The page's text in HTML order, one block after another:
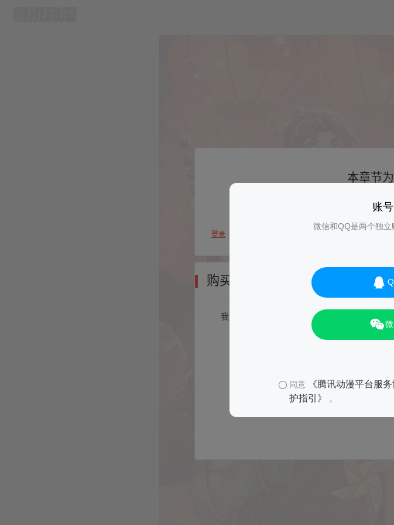
账
微信和QQ是两个独
同意 《腾讯动漫平台服务
护指引》
。